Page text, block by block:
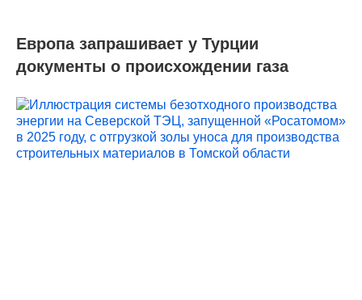
Европа запрашивает у Турции
документы о происхождении газа